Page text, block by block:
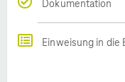
Dokumentation
Einweisung in die